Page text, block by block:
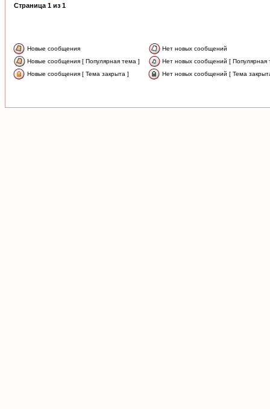
Страница 1 из 1
Новые сообщения
Нет новых сообщений
Новые сообщения [ Популярная тема ]
Нет новых сообщений [ Популярная
Новые сообщения [ Тема закрыта ]
Нет новых сообщений [ Тема